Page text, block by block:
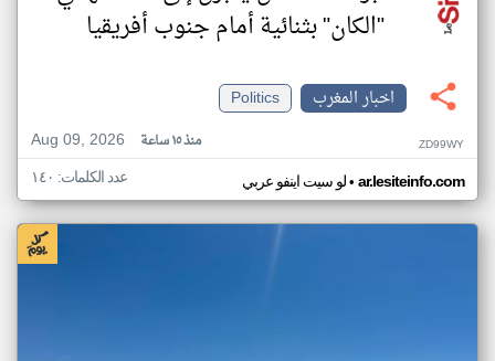
"الكان" بثنائية أمام جنوب أفريقيا
اخبار المغرب
Politics
Aug 09, 2026
منذ ١٥ ساعة ZD99WY
لو سيت اينفو عربي• ar.lesiteinfo.com عدد الكلمات: ١٤٠